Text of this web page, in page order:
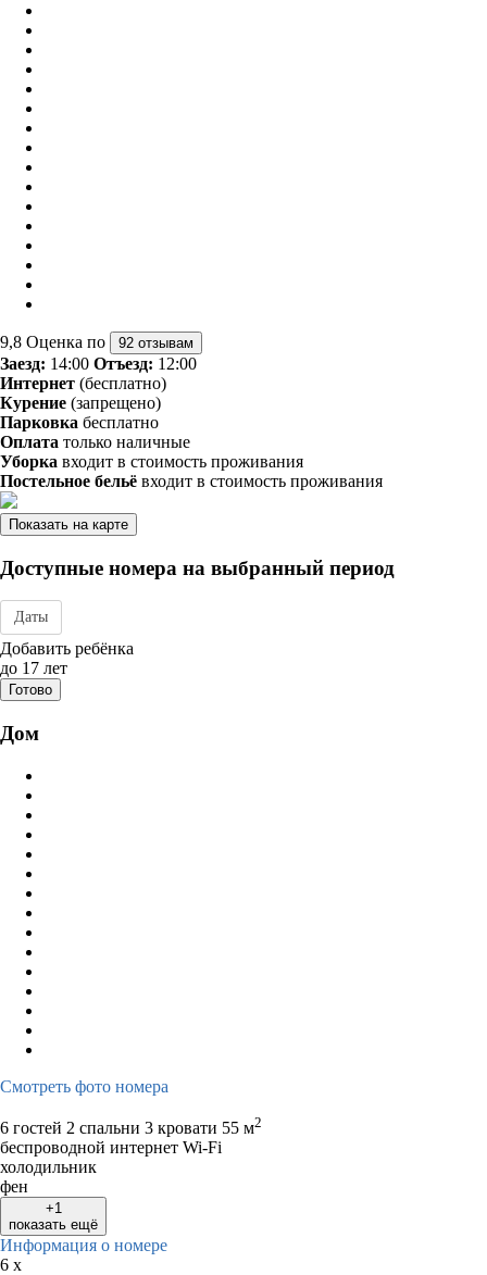
9,8 Оценка по 92 отзывам
Заезд: 14:00 Отъезд: 12:00
Интернет (бесплатно)
Курение (запрещено)
Парковка бесплатно
Оплата только наличные
Уборка входит в стоимость проживания
Постельное бельё входит в стоимость проживания
Показать на карте
Доступные номера на выбранный период
Даты
Дата заезда - отъезда
Добавить ребёнка
до 17 лет
Готово
Дом
Смотреть фото номера
6 гостей 2 спальни 3 кровати 55 м2
беспроводной интернет Wi-Fi
холодильник
фен
+1
показать ещё
Информация о номере
6 x